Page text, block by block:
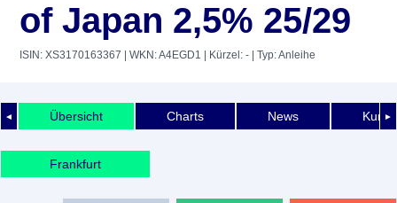
of Japan 2,5% 25/29
ISIN: XS3170163367 | WKN: A4EGD1 | Kürzel: - | Typ: Anleihe
◄ ►
Übersicht Charts News
Frankfurt